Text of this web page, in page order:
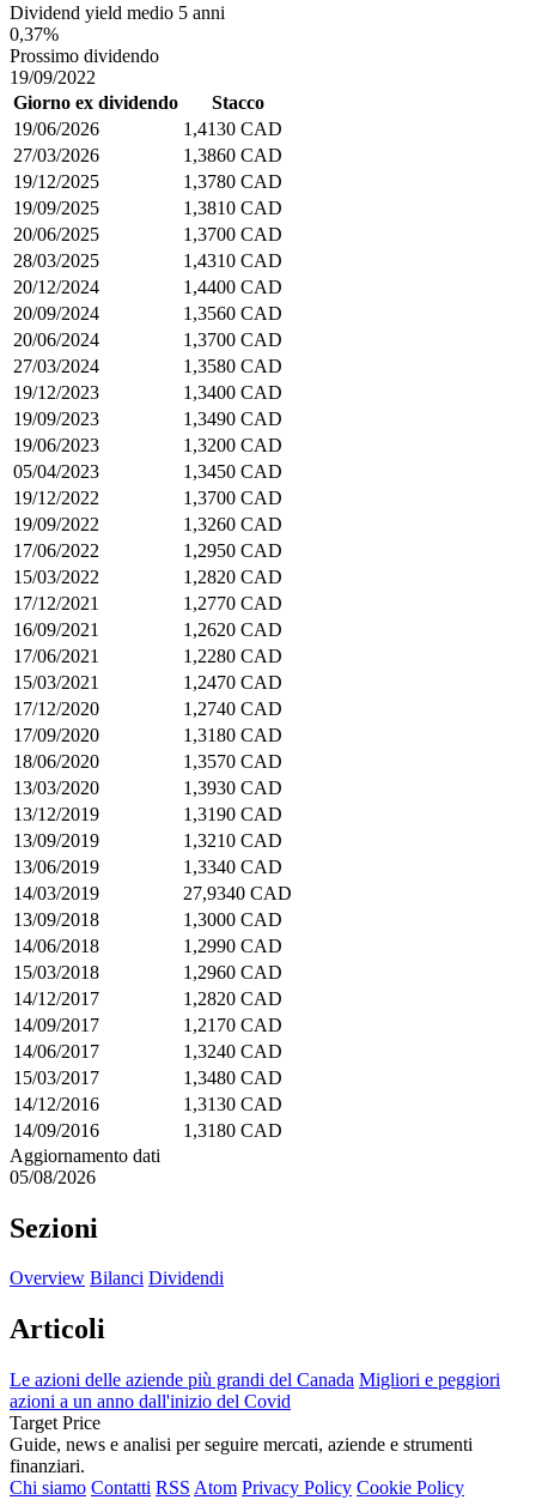
Dividend yield medio 5 anni
0,37%
Prossimo dividendo
19/09/2022
Giorno ex dividendo
Stacco
19/06/2026
1,4130 CAD
27/03/2026
1,3860 CAD
19/12/2025
1,3780 CAD
19/09/2025
1,3810 CAD
20/06/2025
1,3700 CAD
28/03/2025
1,4310 CAD
20/12/2024
1,4400 CAD
20/09/2024
1,3560 CAD
20/06/2024
1,3700 CAD
27/03/2024
1,3580 CAD
19/12/2023
1,3400 CAD
19/09/2023
1,3490 CAD
19/06/2023
1,3200 CAD
05/04/2023
1,3450 CAD
19/12/2022
1,3700 CAD
19/09/2022
1,3260 CAD
17/06/2022
1,2950 CAD
15/03/2022
1,2820 CAD
17/12/2021
1,2770 CAD
16/09/2021
1,2620 CAD
17/06/2021
1,2280 CAD
15/03/2021
1,2470 CAD
17/12/2020
1,2740 CAD
17/09/2020
1,3180 CAD
18/06/2020
1,3570 CAD
13/03/2020
1,3930 CAD
13/12/2019
1,3190 CAD
13/09/2019
1,3210 CAD
13/06/2019
1,3340 CAD
14/03/2019
27,9340 CAD
13/09/2018
1,3000 CAD
14/06/2018
1,2990 CAD
15/03/2018
1,2960 CAD
14/12/2017
1,2820 CAD
14/09/2017
1,2170 CAD
14/06/2017
1,3240 CAD
15/03/2017
1,3480 CAD
14/12/2016
1,3130 CAD
14/09/2016
1,3180 CAD
Aggiornamento dati
05/08/2026
Sezioni
Overview Bilanci Dividendi
Articoli
Le azioni delle aziende più grandi del Canada Migliori e peggiori
azioni a un anno dall'inizio del Covid
Target Price
Guide, news e analisi per seguire mercati, aziende e strumenti
finanziari.
Chi siamo Contatti RSS Atom Privacy Policy Cookie Policy